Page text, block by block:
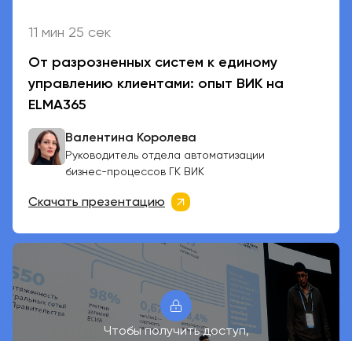
11 мин 25 сек
От разрозненных систем к единому
управлению клиентами: опыт ВИК на
ELMA365
Валентина Королева
Руководитель отдела автоматизации
бизнес-процессов ГК ВИК
Скачать презентацию
Чтобы получить доступ,